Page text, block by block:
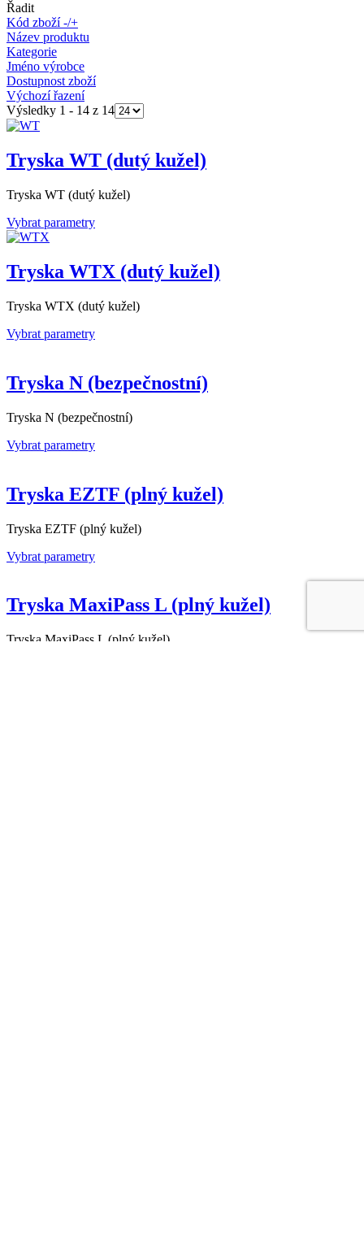
Řadit
Kód zboží -/+
Název produktu
Kategorie
Jméno výrobce
Dostupnost zboží
Výchozí řazení
Výsledky 1 - 14 z 14
Tryska WT (dutý kužel)
Tryska WT (dutý kužel)
Vybrat parametry
Tryska WTX (dutý kužel)
Tryska WTX (dutý kužel)
Vybrat parametry
Tryska N (bezpečnostní)
Tryska N (bezpečnostní)
Vybrat parametry
Tryska EZTF (plný kužel)
Tryska EZTF (plný kužel)
Vybrat parametry
Tryska MaxiPass L (plný kužel)
Tryska MaxiPass L (plný kužel)